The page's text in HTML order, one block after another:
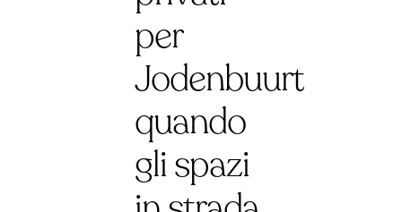
per
Jodenbuurt
quando
gli spazi